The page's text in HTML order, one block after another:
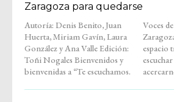
Zaragoza para quedarse
Autoría: Denis Benito, Juan
Huerta, Miriam Gavín, Laura
González y Ana Valle Edición:
Toñi Nogales Bienvenidos y
bienvenidas a “Te escuchamos.
Voces de quienes llegaron a
Zaragoza para quedarse”. Un
espacio tranquilo, hecho para
escuchar sin prisas y